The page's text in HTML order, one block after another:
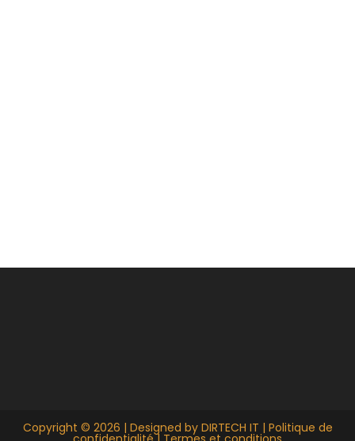
Copyright © 2026 | Designed by DIRTECH IT | Politique de